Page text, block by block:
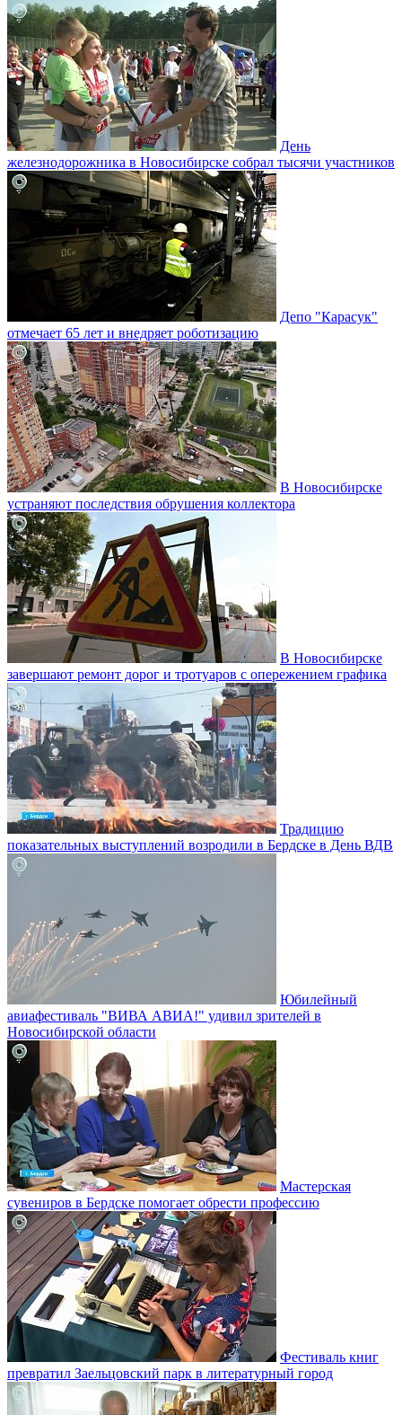
День
железнодорожника в Новосибирске собрал тысячи участников
Депо "Карасук"
отмечает 65 лет и внедряет роботизацию
В Новосибирске
устраняют последствия обрушения коллектора
В Новосибирске
завершают ремонт дорог и тротуаров с опережением графика
Традицию
показательных выступлений возродили в Бердске в День ВДВ
Юбилейный
авиафестиваль "ВИВА АВИА!" удивил зрителей в
Новосибирской области
Мастерская
сувениров в Бердске помогает обрести профессию
Фестиваль книг
превратил Заельцовский парк в литературный город